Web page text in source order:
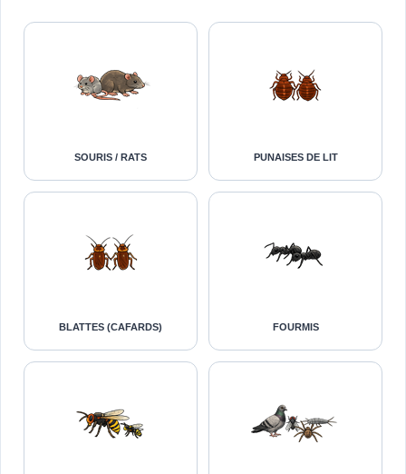
SOURIS / RATS PUNAISES DE LIT
BLATTES (CAFARDS) FOURMIS